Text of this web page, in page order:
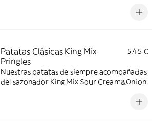
Patatas Clásicas King Mix
Pringles
5,45 €
Nuestras patatas de siempre acompañadas
del sazonador King Mix Sour Cream&Onion.